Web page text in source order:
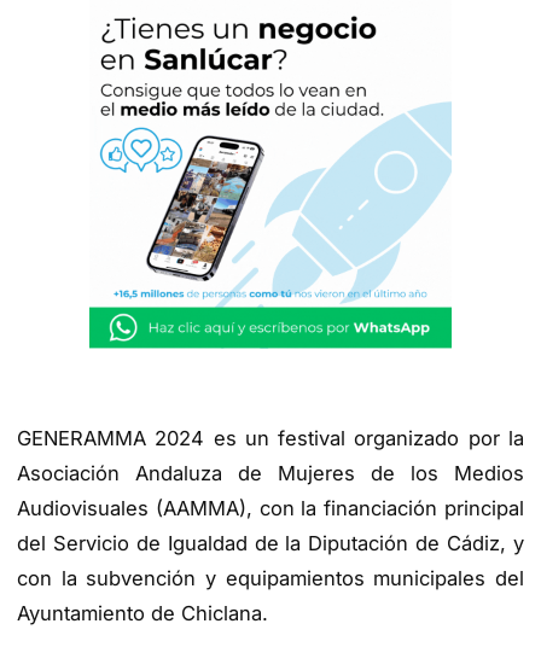
GENERAMMA 2024 es un festival organizado por la
Asociación Andaluza de Mujeres de los Medios
Audiovisuales (AAMMA), con la financiación principal
del Servicio de Igualdad de la Diputación de Cádiz, y
con la subvención y equipamientos municipales del
Ayuntamiento de Chiclana.